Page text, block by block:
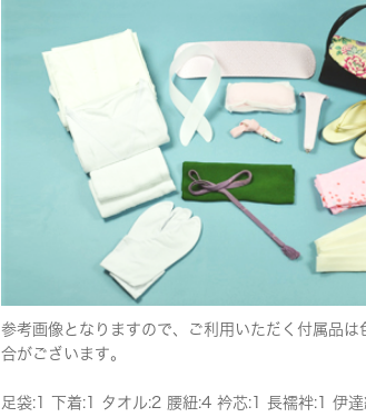
参考画像となりますので、ご利用いただく付属品は
合がございます。
足袋:1 下着:1 タオル:2 腰紐:4 衿芯:1 長襦袢:1 伊